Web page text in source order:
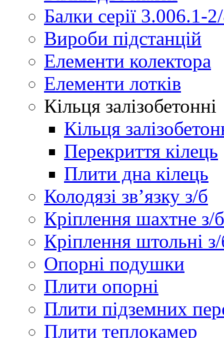
Балки серії 3.006.1-
Вироби підстанцій
Елементи колектора
Елементи лотків
Кільця залізобетонні
Кільця
Перекриття кілець
Плити дна кілець
Колодязі зв’язку з/б
Кріплення шахтне з/б
Кріплення штольні
Опорні подушки
Плити опорні
Плити підземних
Плити теплокамер